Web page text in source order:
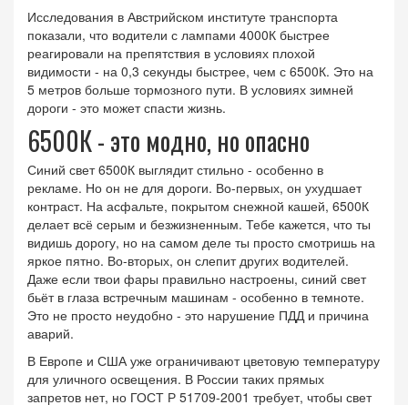
Исследования в Австрийском институте транспорта
показали, что водители с лампами 4000К быстрее
реагировали на препятствия в условиях плохой
видимости - на 0,3 секунды быстрее, чем с 6500К. Это на
5 метров больше тормозного пути. В условиях зимней
дороги - это может спасти жизнь.
6500К - это модно, но опасно
Синий свет 6500К выглядит стильно - особенно в
рекламе. Но он не для дороги. Во-первых, он ухудшает
контраст. На асфальте, покрытом снежной кашей, 6500К
делает всё серым и безжизненным. Тебе кажется, что ты
видишь дорогу, но на самом деле ты просто смотришь на
яркое пятно. Во-вторых, он слепит других водителей.
Даже если твои фары правильно настроены, синий свет
бьёт в глаза встречным машинам - особенно в темноте.
Это не просто неудобно - это нарушение ПДД и причина
аварий.
В Европе и США уже ограничивают цветовую температуру
для уличного освещения. В России таких прямых
запретов нет, но ГОСТ Р 51709-2001 требует, чтобы свет